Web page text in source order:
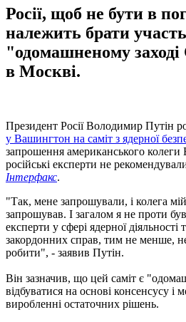
Росії, щоб не бути в
належить брати
"одомашненому
в Москві.
Президент Росії Володимир Путін
у Вашингтон на саміт з ядерної
запрошення американського колеги
російські експерти не
Інтерфакс.
"Так, мене запрошували, і колега
запрошував. І загалом я не проти
експерти у сфері ядерної діяльності
закордонних справ, тим не менше,
робити", - заявив Путін.
Він зазначив, що цей саміт є
відбуватися на основі консенсусу і
виробленні остаточних рішень.